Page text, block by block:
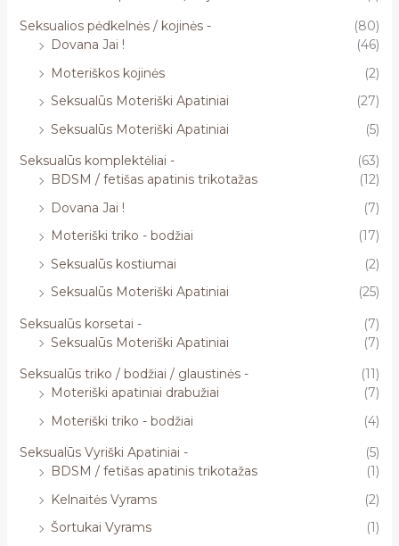
Seksualios pėdkelnės / kojinės -
(80)
Dovana Jai !
(46)
Moteriškos kojinės
(2)
Seksualūs Moteriški Apatiniai
(27)
Seksualūs Moteriški Apatiniai
(5)
Seksualūs komplektėliai -
(63)
BDSM / fetišas apatinis trikotažas
(12)
Dovana Jai !
(7)
Moteriški triko - bodžiai
(17)
Seksualūs kostiumai
(2)
Seksualūs Moteriški Apatiniai
(25)
Seksualūs korsetai -
(7)
Seksualūs Moteriški Apatiniai
(7)
Seksualūs triko / bodžiai / glaustinės -
(11)
Moteriški apatiniai drabužiai
(7)
Moteriški triko - bodžiai
(4)
Seksualūs Vyriški Apatiniai -
(5)
BDSM / fetišas apatinis trikotažas
(1)
Kelnaitės Vyrams
(2)
Šortukai Vyrams
(1)